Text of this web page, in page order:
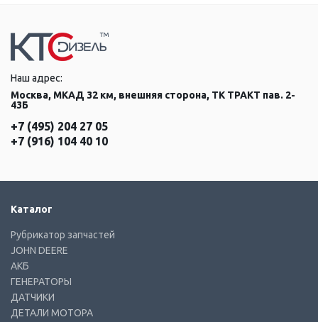
Наш адрес:
Москва, МКАД 32 км, внешняя сторона, ТК ТРАКТ пав. 2-
43Б
+7 (495) 204 27 05
+7 (916) 104 40 10
Каталог
Рубрикатор запчастей
JOHN DEERE
АКБ
ГЕНЕРАТОРЫ
ДАТЧИКИ
ДЕТАЛИ МОТОРА